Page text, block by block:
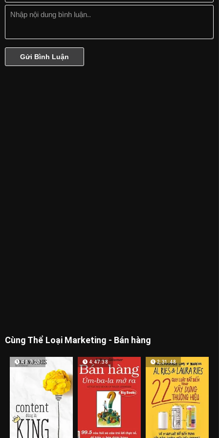
Cùng Thể Loại Marketing - Bán hàng
4:17:20 4:47:38 2:31:48